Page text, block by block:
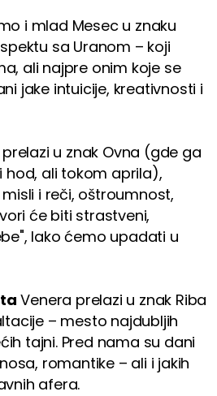
i mlad Mesec u znaku
sa Uranom – koji
ali najpre onim koje se
jake intuicije, kreativnosti i
u znak Ovna (gde ga
ali tokom aprila),
i reči, oštroumnost,
će biti strastveni,
lako ćemo upadati u
Venera prelazi u znak Riba
– mesto najdubljih
tajni. Pred nama su dani
romantike – ali i jakih
afera.